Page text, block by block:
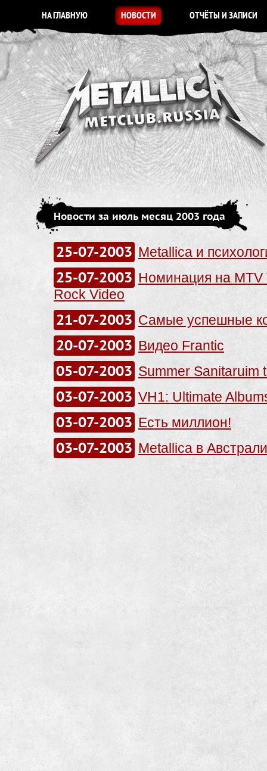
НА ГЛАВНУЮ НОВОСТИ ОТЧЁТЫ И ЗАПИСИ
Новости за июль месяц 2003 года
25-07-2003 Metallica и
25-07-2003 Номинация на MTV
Rock Video
21-07-2003 Самые успешные
20-07-2003 Видео Frantic
05-07-2003 Summer Sanitaruim
03-07-2003 VH1: Ultimate
03-07-2003 Есть миллион!
03-07-2003 Metallica в